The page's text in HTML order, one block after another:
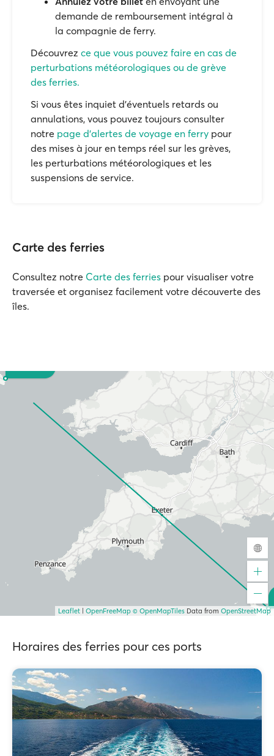
demande de remboursement intégral à
la compagnie de ferry.
Découvrez ce que vous pouvez faire en cas de
perturbations météorologiques ou de grève
des ferries.
Si vous êtes inquiet d'éventuels retards ou
annulations, vous pouvez toujours consulter
notre page d'alertes de voyage en ferry pour
des mises à jour en temps réel sur les grèves,
les perturbations météorologiques et les
suspensions de service.
Carte des ferries
Consultez notre Carte des ferries pour visualiser votre
traversée et organisez facilement votre découverte des
îles.
Leaflet OpenFreeMap © OpenMapTiles Data from OpenStreetMap
Horaires des ferries pour ces ports